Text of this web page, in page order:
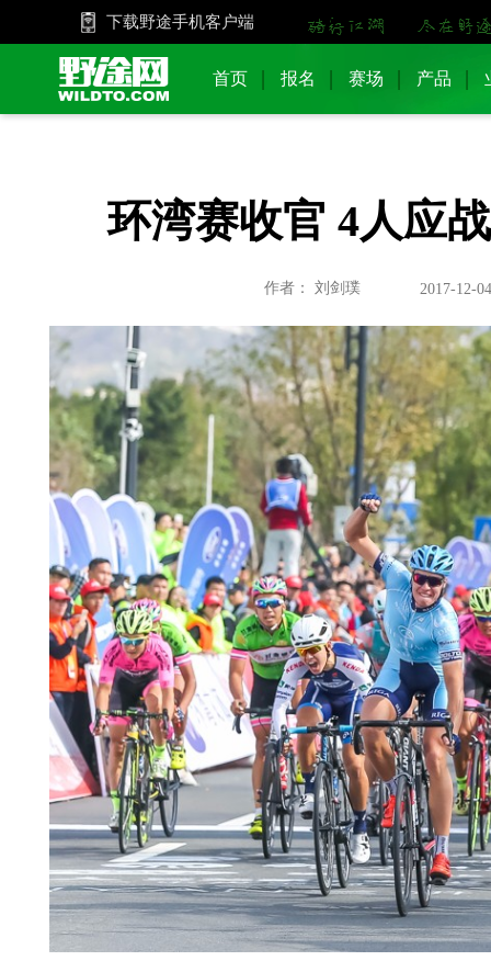
下载野途手机客户端
首页 报名 赛场 产品
环湾赛收官 4人应
作者： 刘剑璞 2017-12-